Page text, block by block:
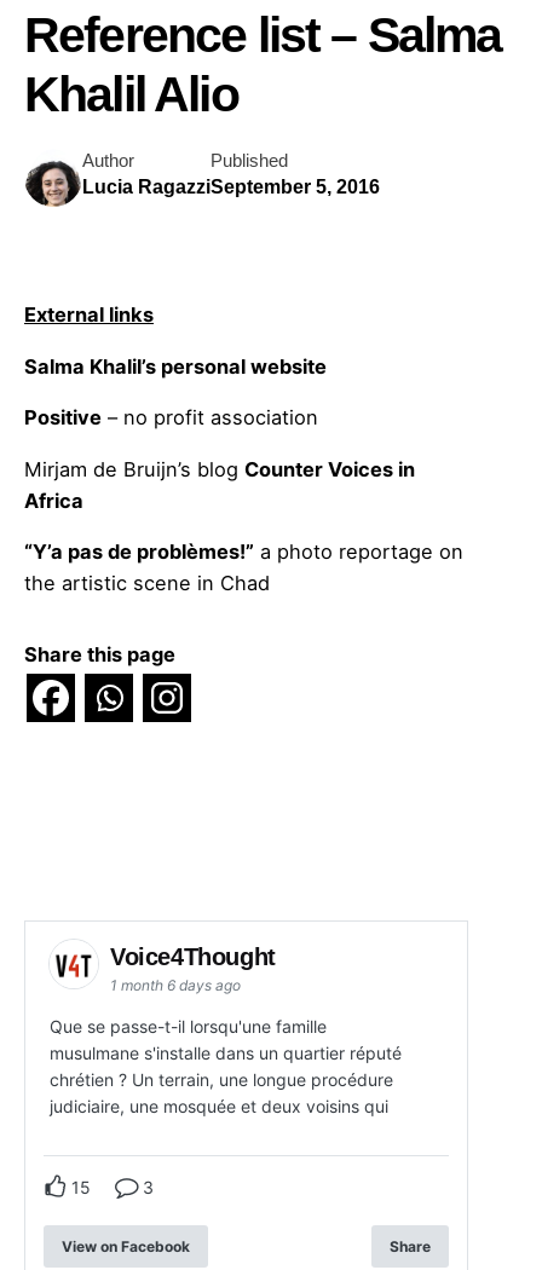
Reference list – Salma
Khalil Alio
Author
Lucia Ragazzi
Published
September 5, 2016
External links
Salma Khalil’s personal website
Positive – no profit association
Mirjam de Bruijn’s blog Counter Voices in
Africa
“Y’a pas de problèmes!” a photo reportage on
the artistic scene in Chad
Share this page
Voice4Thought
1 month 6 days ago
Que se passe-t-il lorsqu'une famille
musulmane s'installe dans un quartier réputé
chrétien ? Un terrain, une longue procédure
judiciaire, une mosquée et deux voisins qui
15 3
View on Facebook Share